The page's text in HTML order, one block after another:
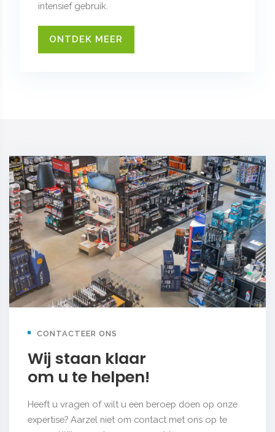
intensief gebruik.
ONTDEK MEER
CONTACTEER ONS
Wij staan klaar
om u te helpen!
Heeft u vragen of wilt u een beroep doen op onze
expertise? Aarzel niet om contact met ons op te